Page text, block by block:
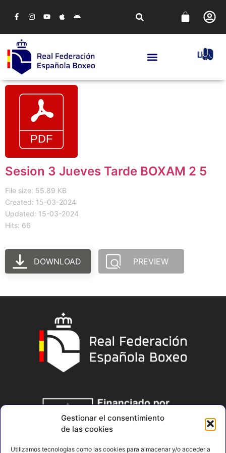
Gestionar el consentimiento
de las cookies
Utilizamos tecnologías como las cookies para almacenar y/o acceder a
Sesion 3 Jueves Tarde BOXAM 2 5
File size: 55.89 KB
Created: 15-03-2024
Updated: 15-03-2024
Hits: 66
DOWNLOAD PREVIEW